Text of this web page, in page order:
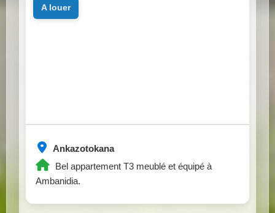
Ankazotokana
Bel appartement T3 meublé et équipé à
Ambanidia.
a louer